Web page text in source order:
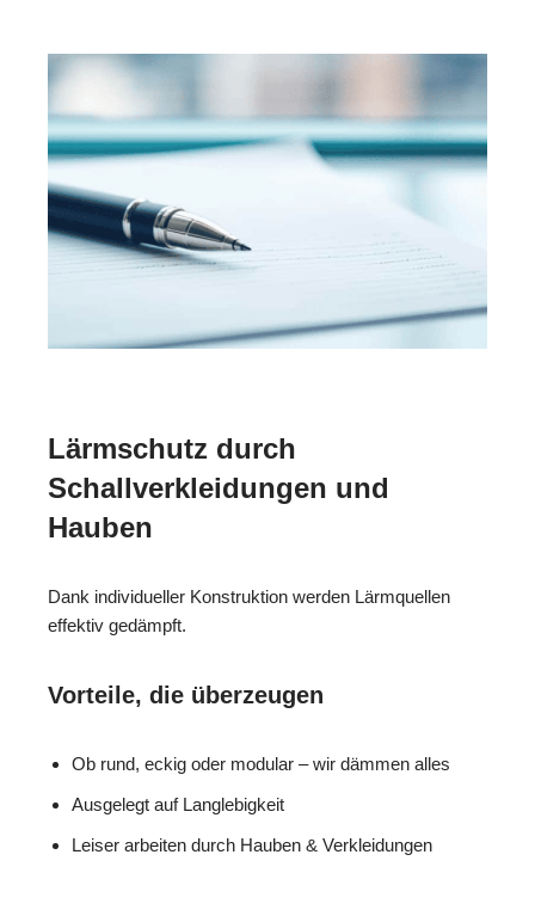
Lärmschutz durch
Schallverkleidungen und
Hauben
Dank individueller Konstruktion werden Lärmquellen
effektiv gedämpft.
Vorteile, die überzeugen
Ob rund, eckig oder modular – wir dämmen alles
Ausgelegt auf Langlebigkeit
Leiser arbeiten durch Hauben & Verkleidungen